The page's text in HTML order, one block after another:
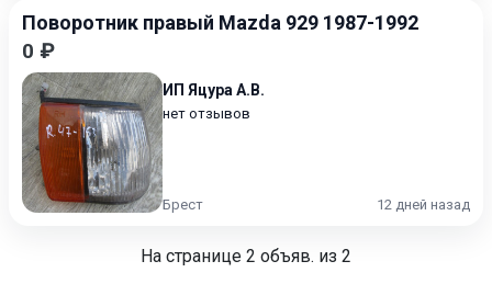
Поворотник правый Mazda 929 1987-1992
0 ₽
ИП Яцура А.В.
нет отзывов
Брест 12 дней назад
На странице 2 объяв. из 2